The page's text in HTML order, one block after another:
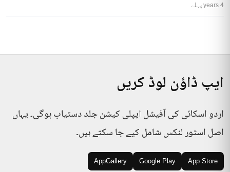
4 years پہلے
ایپ ڈاؤن لوڈ کریں
اردو اسکائی کی آفیشل ایپلی کیشن جلد دستیاب ہوگی۔ یہاں
اصل اسٹور لنکس شامل کیے جا سکتے ہیں۔
App Store
Google Play
AppGallery